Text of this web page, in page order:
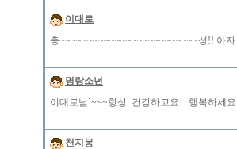
이대로
충~~~~~~~~~~~~~~~~~~~~~~~~~성!! 아
명랑소년
이대로님`~~~항상 건강하고요 행복하세요
천지몽